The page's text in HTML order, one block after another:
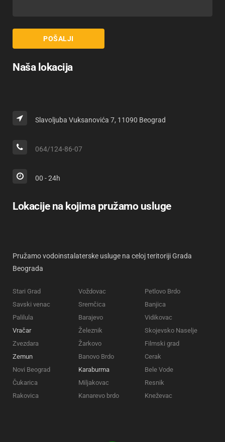
Naša lokacija
Slavoljuba Vuksanovića 7, 11090 Beograd
064/124-86-07
00 - 24h
Lokacije na kojima pružamo usluge
Pružamo vodoinstalaterske usluge na celoj teritoriji Grada
Beograda
Stari Grad
Savski venac
Palilula
Vračar
Zvezdara
Zemun
Novi Beograd
Čukarica
Rakovica
Voždovac
Sremčica
Barajevo
Železnik
Žarkovo
Banovo Brdo
Karaburma
Miljakovac
Kanarevo brdo
Petlovo Brdo
Banjica
Vidikovac
Skojevsko Naselje
Filmski grad
Cerak
Bele Vode
Resnik
Kneževac